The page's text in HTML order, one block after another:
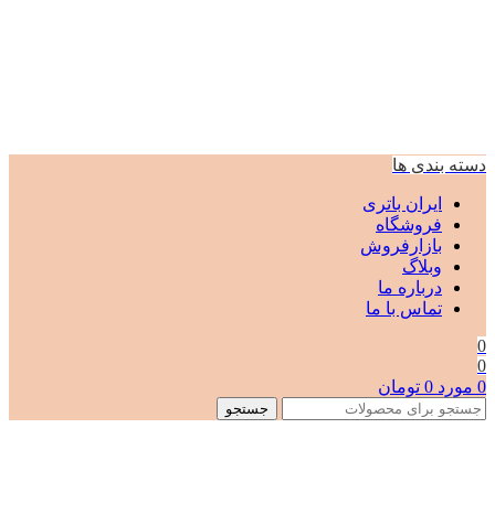
دسته بندی ها
ایران باتری
فروشگاه
بازارفروش
وبلاگ
درباره ما
تماس با ما
0
0
0 مورد 0 تومان
جستجو